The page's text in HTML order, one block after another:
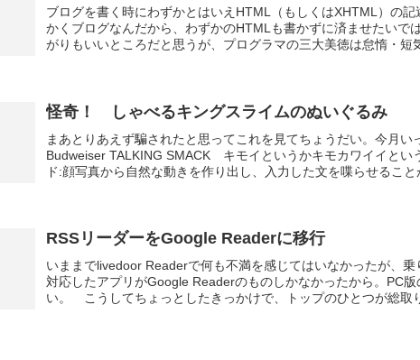
ブログを書く時にわずかとはいえHTML（もしくはXHTML）の
かくブログなんだから、わずかのHTMLも書かずに済ませたい
がりもいいところだと思うが、プログラマの三大美徳は怠惰・短
amazletやおまけに使っているニコニコ動画など、他のツールや
加しづらい。 MarkdownはHTMLも混ぜて書くことができるが、
がベースになっているらしく、どうも日本語で書こうとすると
怪奇！ しゃべるキングスライムのぬいぐるみ
まあとりあえず騙されたと思ってこれを見てちょうだい。今月い
Budweiser TALKING SMACK キモイというかキモカワイイとい
ド:顔写真から自然な動きを作り出し、入力した文を喋らせるこ
RSSリーダーをGoogle Readerに移行
いままでlivedoor Readerで何も不満を感じてはいなかったが、
対応したアプリがGoogle Readerのものしかなかったから。PC
い。 こうしてちょっとしたきっかけで、トップのひとつが総取